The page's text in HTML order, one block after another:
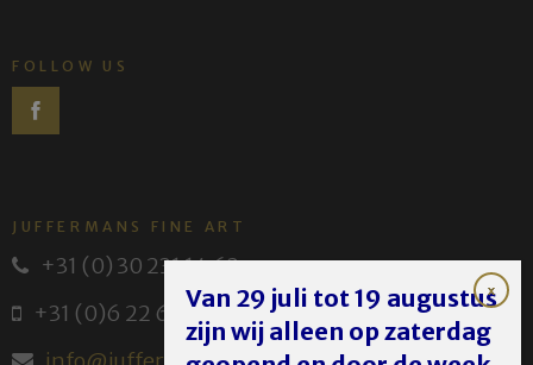
FOLLOW US
JUFFERMANS FINE ART
+31 (0) 30 231 14 63
+31 (0)6 22 614 582
Van 29 juli tot 19 augustus
zijn wij alleen op zaterdag